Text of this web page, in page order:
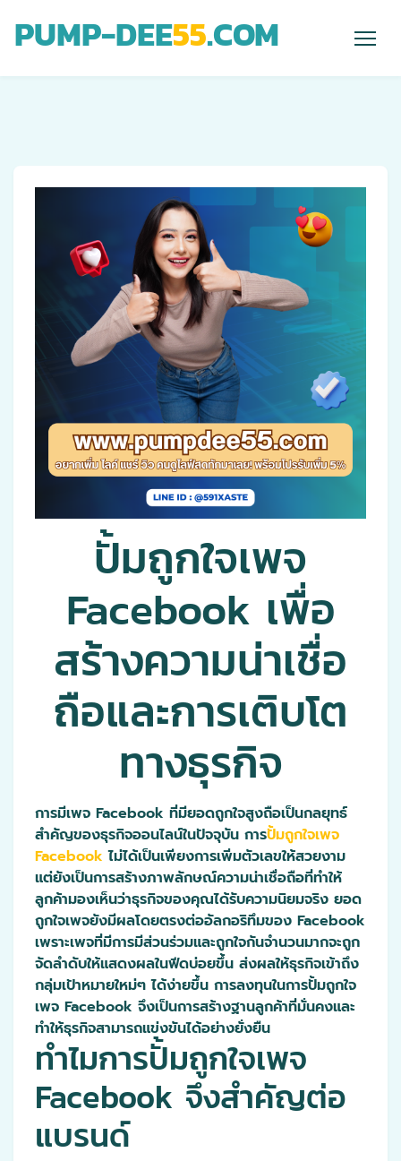
PUMP-DEE55.COM
ปั้มถูกใจเพจ
Facebook เพื่อ
สร้างความน่าเชื่อ
ถือและการเติบโต
ทางธุรกิจ
การมีเพจ Facebook ที่มียอดถูกใจสูงถือเป็นกลยุทธ์
สำคัญของธุรกิจออนไลน์ในปัจจุบัน การปั้มถูกใจเพจ
Facebook ไม่ได้เป็นเพียงการเพิ่มตัวเลขให้สวยงาม
แต่ยังเป็นการสร้างภาพลักษณ์ความน่าเชื่อถือที่ทำให้
ลูกค้ามองเห็นว่าธุรกิจของคุณได้รับความนิยมจริง ยอด
ถูกใจเพจยังมีผลโดยตรงต่ออัลกอริทึมของ Facebook
เพราะเพจที่มีการมีส่วนร่วมและถูกใจกันจำนวนมากจะถูก
จัดลำดับให้แสดงผลในฟีดบ่อยขึ้น ส่งผลให้ธุรกิจเข้าถึง
กลุ่มเป้าหมายใหม่ๆ ได้ง่ายขึ้น การลงทุนในการปั้มถูกใจ
เพจ Facebook จึงเป็นการสร้างฐานลูกค้าที่มั่นคงและ
ทำให้ธุรกิจสามารถแข่งขันได้อย่างยั่งยืน
ทำไมการปั้มถูกใจเพจ
Facebook จึงสำคัญต่อ
แบรนด์